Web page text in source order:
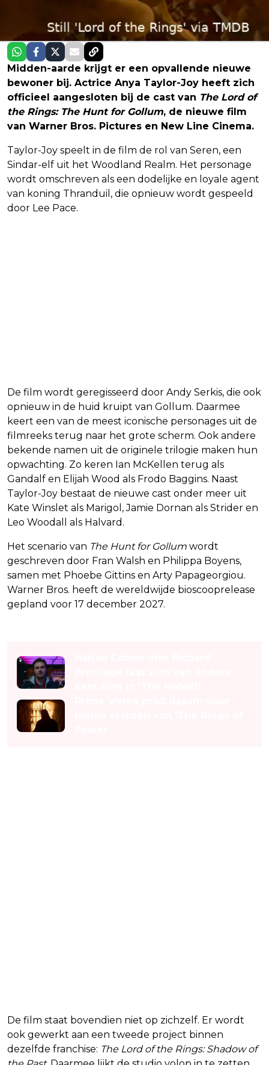
Midden-aarde krijgt er een opvallende nieuwe
bewoner bij. Actrice Anya Taylor-Joy heeft zich
officieel aangesloten bij de cast van The Lord of
the Rings: The Hunt for Gollum, de nieuwe film
van Warner Bros. Pictures en New Line Cinema.
Taylor-Joy speelt in de film de rol van Seren, een
Sindar-elf uit het Woodland Realm. Het personage
wordt omschreven als een dodelijke en loyale agent
van koning Thranduil, die opnieuw wordt gespeeld
door Lee Pace.
De film wordt geregisseerd door Andy Serkis, die ook
opnieuw in de huid kruipt van Gollum. Daarmee
keert een van de meest iconische personages uit de
filmreeks terug naar het grote scherm. Ook andere
bekende namen uit de originele trilogie maken hun
opwachting. Zo keren Ian McKellen terug als
Gandalf en Elijah Wood als Frodo Baggins. Naast
Taylor-Joy bestaat de nieuwe cast onder meer uit
Kate Winslet als Marigol, Jamie Dornan als Strider en
Leo Woodall als Halvard.
Het scenario van The Hunt for Gollum wordt
geschreven door Fran Walsh en Philippa Boyens,
samen met Phoebe Gittins en Arty Papageorgiou.
Warner Bros. heeft de wereldwijde bioscooprelease
gepland voor 17 december 2027.
De film staat bovendien niet op zichzelf. Er wordt
ook gewerkt aan een tweede project binnen
dezelfde franchise: The Lord of the Rings: Shadow of